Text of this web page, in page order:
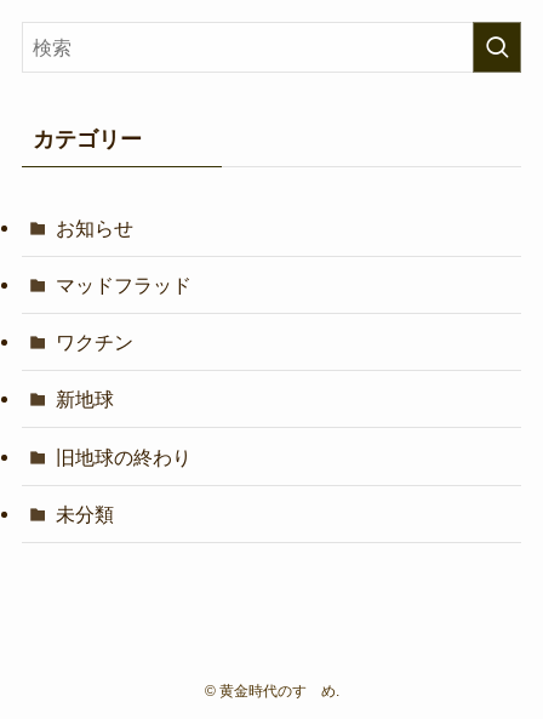
カテゴリー
お知らせ
マッドフラッド
ワクチン
新地球
旧地球の終わり
未分類
©黄金時代のすゝめ.